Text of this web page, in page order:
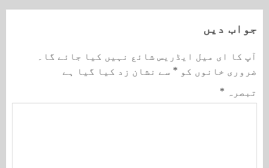
جواب دیں
آپ کا ای میل ایڈریس شائع نہیں کیا جائے گا۔
ضروری خانوں کو * سے نشان زد کیا گیا ہے
تبصرہ *